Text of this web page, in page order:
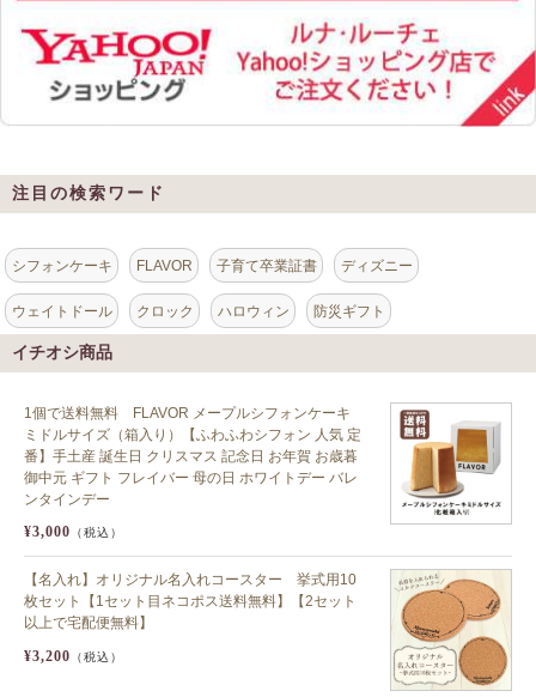
注目の検索ワード
シフォンケーキ FLAVOR 子育て卒業証書 ディズニー
ウェイトドール クロック ハロウィン 防災ギフト
イチオシ商品
1個で送料無料 FLAVOR メープルシフォンケーキ
ミドルサイズ（箱入り）【ふわふわシフォン 人気 定
番】手土産 誕生日 クリスマス 記念日 お年賀 お歳暮
御中元 ギフト フレイバー 母の日 ホワイトデー バレ
ンタインデー
¥3,000 （税込）
【名入れ】オリジナル名入れコースター 挙式用10
枚セット【1セット目ネコポス送料無料】【2セット
以上で宅配便無料】
¥3,200 （税込）